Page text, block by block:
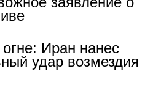
Иран нанес
удар возмездия